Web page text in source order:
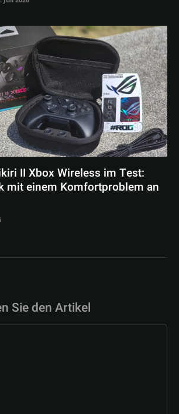
II Xbox Wireless im Test:
mit einem Komfortproblem an
Sie den Artikel